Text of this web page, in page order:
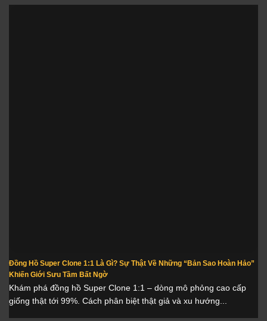
Đồng Hồ Super Clone 1:1 Là Gì? Sự Thật Về Những “Bản Sao Hoàn Hảo”
Khiến Giới Sưu Tầm Bất Ngờ
Khám phá đồng hồ Super Clone 1:1 – dòng mô phỏng cao cấp
giống thật tới 99%. Cách phân biệt thật giả và xu hướng...